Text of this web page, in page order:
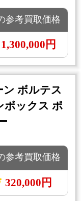
参考買取価格
1,300,000円
ン ボルテス
ボックス ポ
参考買取価格
320,000円